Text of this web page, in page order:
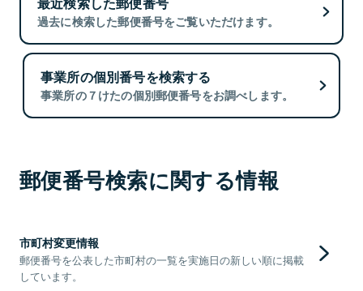
過去に検索した郵便番号をご覧いただけます。
事業所の個別番号を検索する
事業所の７けたの個別郵便番号をお調べします。
郵便番号検索に関する情報
市町村変更情報
郵便番号を公表した市町村の一覧を実施日の新しい順に掲載
しています。